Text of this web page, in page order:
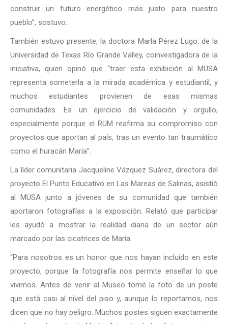
construir un futuro energético más justo para nuestro
pueblo”, sostuvo.
También estuvo presente, la doctora Marla Pérez Lugo, de la
Universidad de Texas Río Grande Valley, coinvestigadora de la
iniciativa, quien opinó que “traer esta exhibición al MUSA
representa someterla a la mirada académica y estudiantil, y
muchos estudiantes provienen de esas mismas
comunidades. Es un ejercicio de validación y orgullo,
especialmente porque el RUM reafirma su compromiso con
proyectos que aportan al país, tras un evento tan traumático
como el huracán María”.
La líder comunitaria Jacqueline Vázquez Suárez, directora del
proyecto El Punto Educativo en Las Mareas de Salinas, asistió
al MUSA junto a jóvenes de su comunidad que también
aportaron fotografías a la exposición. Relató que participar
les ayudó a mostrar la realidad diaria de un sector aún
marcado por las cicatrices de María.
“Para nosotros es un honor que nos hayan incluido en este
proyecto, porque la fotografía nos permite enseñar lo que
vivimos. Antes de venir al Museo tomé la foto de un poste
que está casi al nivel del piso y, aunque lo reportamos, nos
dicen que no hay peligro. Muchos postes siguen exactamente